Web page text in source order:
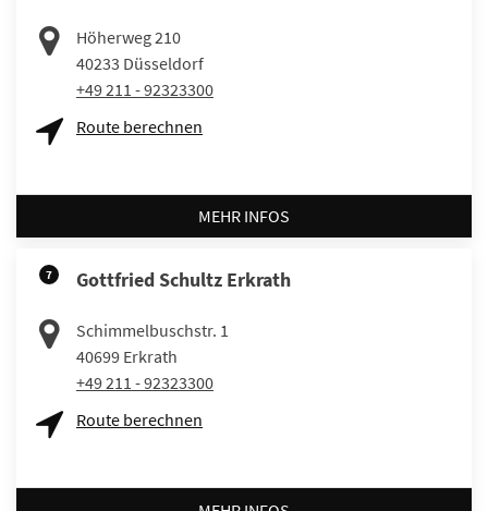
Höherweg 210
40233 Düsseldorf
+49 211 - 92323300
Route berechnen
MEHR INFOS
7 Gottfried Schultz Erkrath
Schimmelbuschstr. 1
40699 Erkrath
+49 211 - 92323300
Route berechnen